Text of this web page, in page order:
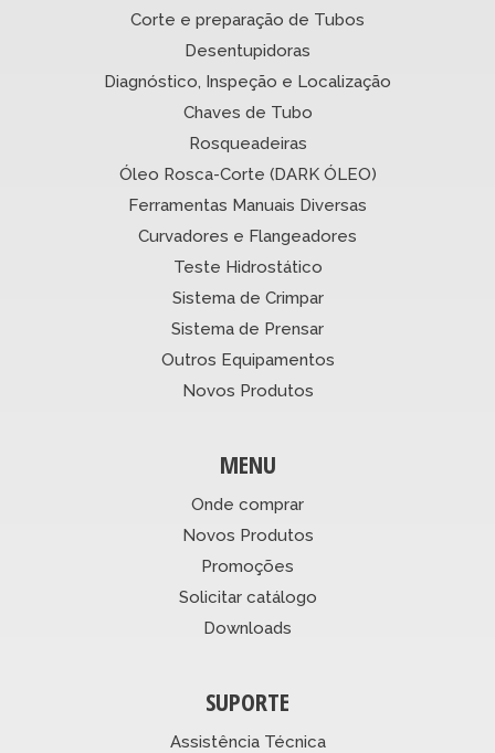
Corte e preparação de Tubos
Desentupidoras
Diagnóstico, Inspeção e Localização
Chaves de Tubo
Rosqueadeiras
Óleo Rosca-Corte (DARK ÓLEO)
Ferramentas Manuais Diversas
Curvadores e Flangeadores
Teste Hidrostático
Sistema de Crimpar
Sistema de Prensar
Outros Equipamentos
Novos Produtos
MENU
Onde comprar
Novos Produtos
Promoções
Solicitar catálogo
Downloads
SUPORTE
Assistência Técnica